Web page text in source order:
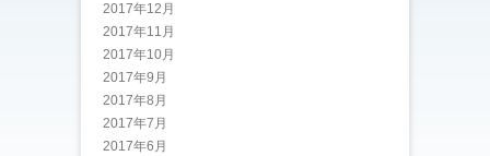
2017年12月
2017年11月
2017年10月
2017年9月
2017年8月
2017年7月
2017年6月